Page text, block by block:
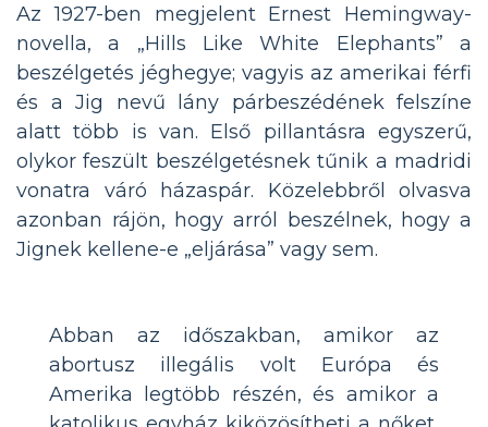
Az 1927-ben megjelent Ernest Hemingway-
novella, a „Hills Like White Elephants” a
beszélgetés jéghegye; vagyis az amerikai férfi
és a Jig nevű lány párbeszédének felszíne
alatt több is van. Első pillantásra egyszerű,
olykor feszült beszélgetésnek tűnik a madridi
vonatra váró házaspár. Közelebbről olvasva
azonban rájön, hogy arról beszélnek, hogy a
Jignek kellene-e „eljárása” vagy sem.
Abban az időszakban, amikor az
abortusz illegális volt Európa és
Amerika legtöbb részén, és amikor a